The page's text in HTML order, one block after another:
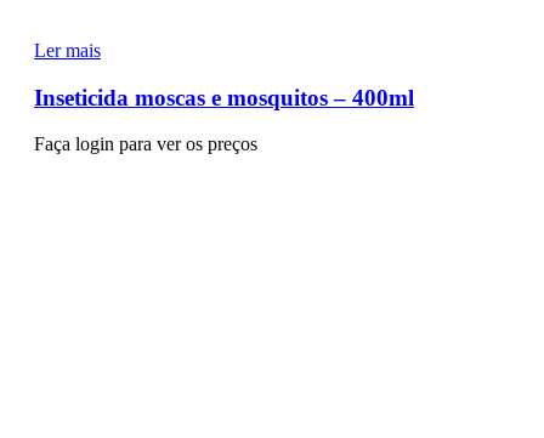
Ler mais
Inseticida moscas e mosquitos – 400ml
Faça login para ver os preços